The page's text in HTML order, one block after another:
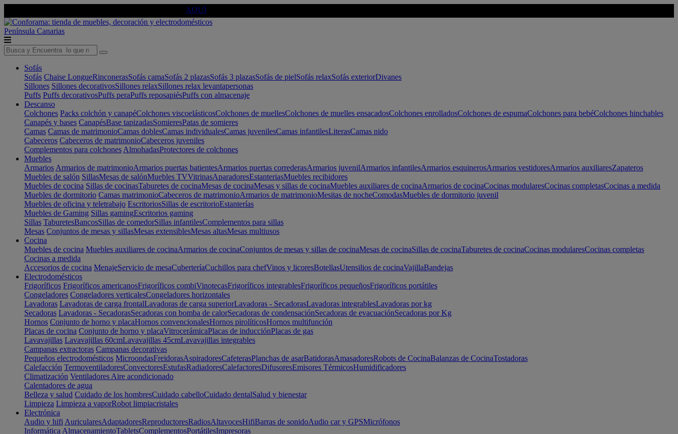
AQUÍ
Península Canarias
Sofás
Sofás Chaise LongueRinconerasSofás camaSofás 2 plazasSofás 3 plazasSofás de pielSofás relaxSofás exteriorDivanes
Sillones Sillones decorativosSillones relaxSillones relax levantapersonas
Puffs Puffs decorativosPuffs peraPuffs reposapiésPuffs con almacenaje
Descanso
Colchones Packs colchón y canapéColchones viscoelásticosColchones de muellesColchones de muelles ensacadosColchones enrolladosColchones de espumaColchones para bebéColchones hinchables
Canapés y bases CanapésBase tapizadasSomieresPatas de somieres
Camas Camas de matrimonioCamas doblesCamas individualesCamas juvenilesCamas infantilesLiterasCamas nido
Cabeceros Cabeceros de matrimonioCabeceros juveniles
Complementos para colchones AlmohadasProtectores de colchones
Muebles
Armarios Armarios de matrimonioArmarios puertas batientesArmarios puertas correderasArmarios juvenilArmarios infantilesArmarios esquinerosArmarios vestidoresArmarios auxiliaresZapateros
Muebles de salón SillasMesas de salónMuebles TVVitrinasAparadoresEstanteriasMuebles recibidores
Muebles de cocina Sillas de cocinasTaburetes de cocinaMesas de cocinaMesas y sillas de cocinaMuebles auxiliares de cocinaArmarios de cocinaCocinas modularesCocinas completasCocinas a medida
Muebles de dormitorio Camas matrimonioCabeceros de matrimonioArmarios de matrimonioMesitas de nocheComodasMuebles de dormitorio juvenil
Muebles de oficina y teletrabajo EscritoriosSillas de escritorioEstanterías
Muebles de Gaming Sillas gamingEscritorios gaming
Sillas TaburetesBancosSillas de comedorSillas infantilesComplementos para sillas
Mesas Conjuntos de mesas y sillasMesas extensiblesMesas altasMesas multiusos
Cocina
Muebles de cocina Muebles auxiliares de cocinaArmarios de cocinaConjuntos de mesas y sillas de cocinaMesas de cocinaSillas de cocinaTaburetes de cocinaCocinas modularesCocinas completas
Cocinas a medida
Accesorios de cocina MenajeServicio de mesaCuberteríaCuchillos para chefVinos y licoresBotellasUtensilios de cocinaVajillaBandejas
Electrodomésticos
Frigoríficos Frigoríficos americanosFrigoríficos combiVinotecasFrigoríficos integrablesFrigoríficos pequeñosFrigoríficos portátiles
Congeladores Congeladores verticalesCongeladores horizontales
Lavadoras Lavadoras de carga frontalLavadoras de carga superiorLavadoras - SecadorasLavadoras integrablesLavadoras por kg
Secadoras Lavadoras - SecadorasSecadoras con bomba de calorSecadoras de condensaciónSecadoras de evacuaciónSecadoras por Kg
Hornos Conjunto de horno y placaHornos convencionalesHornos pirolíticosHornos multifunción
Placas de cocina Conjunto de horno y placaVitrocerámicaPlacas de inducciónPlacas de gas
Lavavajillas Lavavajillas 60cmLavavajillas 45cmLavavajillas integrables
Campanas extractoras Campanas decorativas
Pequeños electrodomésticos MicroondasFreidorasAspiradoresCafeterasPlanchas de asarBatidorasAmasadoresRobots de CocinaBalanzas de CocinaTostadoras
Calefacción TermoventiladoresConvectoresEstufasRadiadoresCalefactoresDifusoresEmisores TérmicosHumidificadores
Climatización Ventiladores Aire acondicionado
Calentadores de agua
Belleza y salud Cuidado de los hombresCuidado cabelloCuidado dentalSalud y bienestar
Limpieza Limpieza a vaporRobot limpiacristales
Electrónica
Audio y hifi AuricularesAdaptadoresReproductoresRadiosAltavocesHifiBarras de sonidoAudio car y GPSMicrófonos
Informática AlmacenamientoTabletsComplementosPortátilesImpresoras